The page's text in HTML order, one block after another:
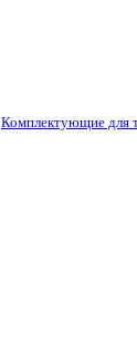
Комплектующие для